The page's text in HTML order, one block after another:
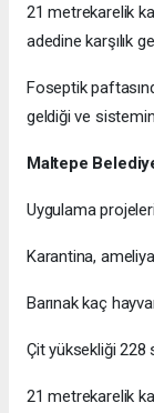
21 metrekarelik
adedine karşılık
Foseptik
geldiği ve sistemin
Maltepe
Uygulama
Karantina,
Barınak kaç
Çit yüksekliği
21 metrekarelik